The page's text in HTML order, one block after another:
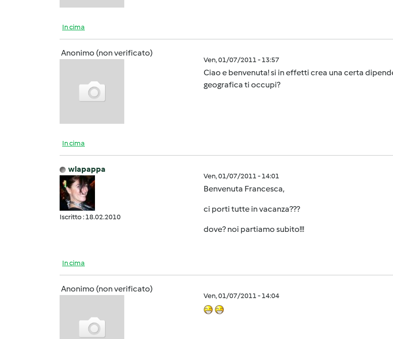
In cima
Anonimo (non verificato)
Ven, 01/07/2011 - 13:57
Ciao e benvenuta! si in effetti crea una certa
geografica ti occupi?
In cima
wlapappa
Iscritto : 18.02.2010
Ven, 01/07/2011 - 14:01
Benvenuta Francesca,
ci porti tutte in vacanza???
dove? noi partiamo subito!!!
In cima
Anonimo (non verificato)
Ven, 01/07/2011 - 14:04